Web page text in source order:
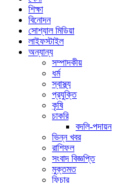
শিক্ষা
বিনোদন
সোশ্যাল মিডিয়া
লাইফস্টাইল
অন্যান্য
সম্পাদকীয়
ধর্ম
স্বাস্থ্য
প্রযুক্তি
কৃষি
চাকরি
বদলি-পদায়ন
ভিন্ন খবর
রাশিফল
সংবাদ বিজ্ঞপ্তি
মুক্তমত
ফিচার